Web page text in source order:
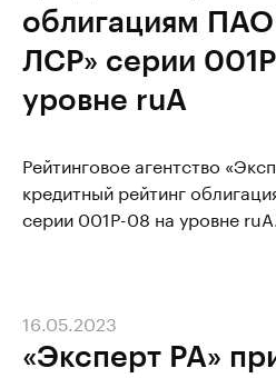
облигациям ПАО
ЛСР» серии
уровне ruA
Рейтинговое агентство
кредитный рейтинг
серии 001P-08 на уровне
«Эксперт РА»
16.05.2023